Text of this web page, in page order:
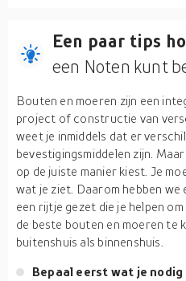
Een paar tips
een Noten kunt
Bouten en moeren zijn een
project of constructie van
weet je inmiddels dat er
bevestigingsmiddelen zijn.
op de juiste manier kiest. Je
wat je ziet. Daarom hebben we
een rijtje gezet die je helpen
de beste bouten en moeren te
buitenshuis als binnenshuis.
Bepaal eerst wat je